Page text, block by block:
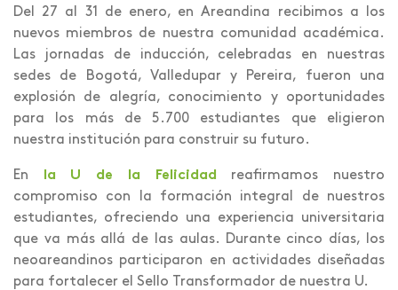
Del 27 al 31 de enero, en Areandina recibimos a los
nuevos miembros de nuestra comunidad académica.
Las jornadas de inducción, celebradas en nuestras
sedes de Bogotá, Valledupar y Pereira, fueron una
explosión de alegría, conocimiento y oportunidades
para los más de 5.700 estudiantes que eligieron
nuestra institución para construir su futuro.
En la U de la Felicidad
reafirmamos nuestro
compromiso con la formación integral de nuestros
estudiantes, ofreciendo una experiencia universitaria
que va más allá de las aulas. Durante cinco días, los
neoareandinos participaron en actividades diseñadas
para fortalecer el Sello Transformador de nuestra U.